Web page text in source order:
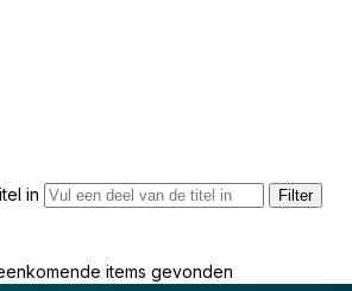
in
Filter
items gevonden